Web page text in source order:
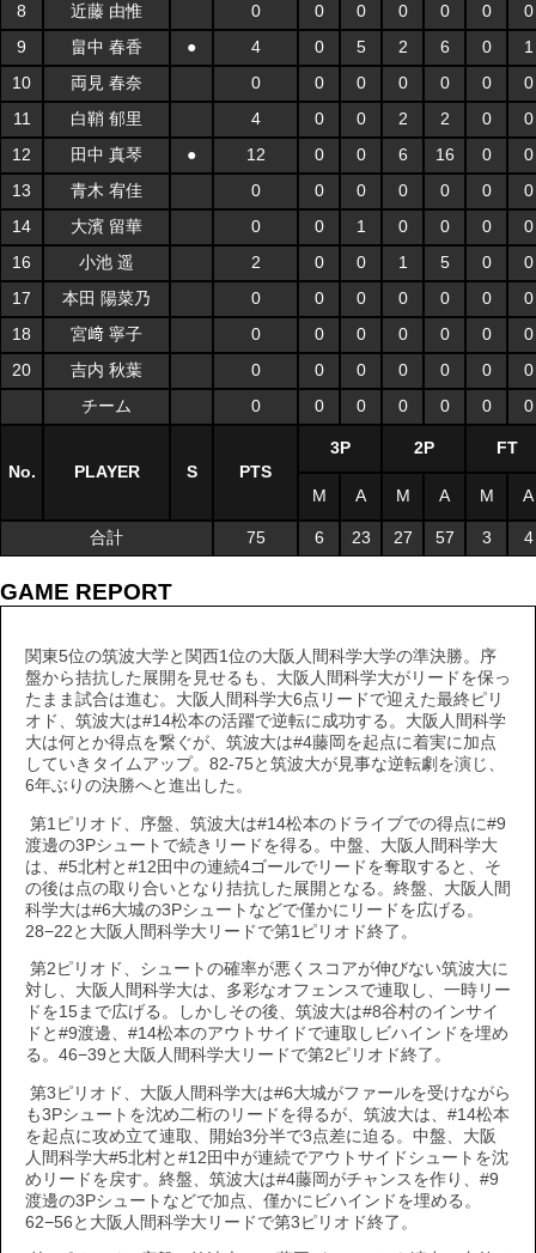
8
近藤 由惟 0 0 0 0 0 0
0
9
畠中 春香 ● 4 0 5 2 6 0
1
10
両見 春奈 0 0 0 0 0 0
0
11
白鞘 郁里 4 0 0 2 2 0
0
12
田中 真琴 ● 12 0 0 6 16 0
0
13
青木 宥佳 0 0 0 0 0 0
0
14
大濱 留華 0 0 1 0 0 0
0
16
小池 遥 2 0 0 1 5 0
0
17
本田 陽菜乃 0 0 0 0 0 0
0
18
宮﨑 寧子 0 0 0 0 0 0
0
20
吉内 秋葉 0 0 0 0 0 0
0
チーム
0 0 0 0 0 0 0
No. PLAYER S PTS
3P 2P FT
M A M A M A
合計 75 6 23 27 57 3 4
GAME REPORT
関東5位の筑波大学と関西1位の大阪人間科学大学の準決勝。序
盤から拮抗した展開を見せるも、大阪人間科学大がリードを保っ
たまま試合は進む。大阪人間科学大6点リードで迎えた最終ピリ
オド、筑波大は#14松本の活躍で逆転に成功する。大阪人間科学
大は何とか得点を繋ぐが、筑波大は#4藤岡を起点に着実に加点
していきタイムアップ。82-75と筑波大が見事な逆転劇を演じ、
6年ぶりの決勝へと進出した。
第1ピリオド、序盤、筑波大は#14松本のドライブでの得点に#9
渡邊の3Pシュートで続きリードを得る。中盤、大阪人間科学大
は、#5北村と#12田中の連続4ゴールでリードを奪取すると、そ
の後は点の取り合いとなり拮抗した展開となる。終盤、大阪人間
科学大は#6大城の3Pシュートなどで僅かにリードを広げる。
28−22と大阪人間科学大リードで第1ピリオド終了。
第2ピリオド、シュートの確率が悪くスコアが伸びない筑波大に
対し、大阪人間科学大は、多彩なオフェンスで連取し、一時リー
ドを15まで広げる。しかしその後、筑波大は#8谷村のインサイ
ドと#9渡邊、#14松本のアウトサイドで連取しビハインドを埋め
る。46−39と大阪人間科学大リードで第2ピリオド終了。
第3ピリオド、大阪人間科学大は#6大城がファールを受けながら
も3Pシュートを沈め二桁のリードを得るが、筑波大は、#14松本
を起点に攻め立て連取、開始3分半で3点差に迫る。中盤、大阪
人間科学大#5北村と#12田中が連続でアウトサイドシュートを沈
めリードを戻す。終盤、筑波大は#4藤岡がチャンスを作り、#9
渡邊の3Pシュートなどで加点、僅かにビハインドを埋める。
62−56と大阪人間科学大リードで第3ピリオド終了。